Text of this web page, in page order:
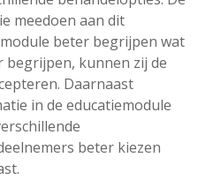
meedoen aan dit
beter begrijpen wat
begrijpen, kunnen zij de
Daarnaast
in de educatiemodule
beter kiezen